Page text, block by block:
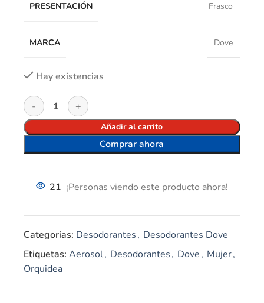
PRESENTACIÓN Frasco
MARCA Dove
Hay existencias
Añadir al carrito
Comprar ahora
21 ¡Personas viendo este producto ahora!
Categorías: Desodorantes, Desodorantes Dove
Etiquetas: Aerosol, Desodorantes, Dove, Mujer,
Orquidea